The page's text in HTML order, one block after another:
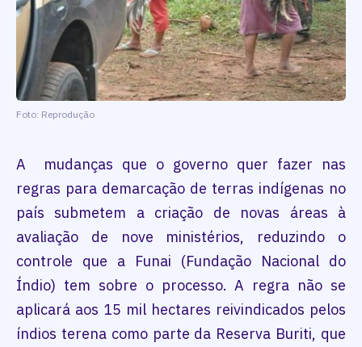
Foto: Reprodução
A mudanças que o governo quer fazer nas
regras para demarcação de terras indígenas no
país submetem a criação de novas áreas à
avaliação de nove ministérios, reduzindo o
controle que a Funai (Fundação Nacional do
Índio) tem sobre o processo. A regra não se
aplicará aos 15 mil hectares reivindicados pelos
índios terena como parte da Reserva Buriti, que